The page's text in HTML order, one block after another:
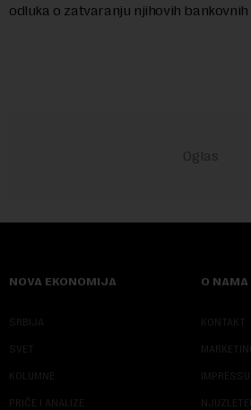
odluka o zatvaranju njihovih
NOVA EKONOMIJA
SRBIJA
SVET
KOLUMNE
PRIČE I ANALIZE
O NAMA
KONTAKT
MARKETING
IMPRESSUM
NJUZLETER